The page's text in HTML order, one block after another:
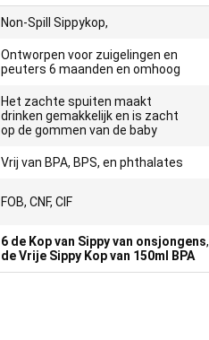
Non-Spill Sippykop,
Ontworpen voor zuigelingen en
peuters 6 maanden en omhoog
Het zachte spuiten maakt
drinken gemakkelijk en is zacht
op de gommen van de baby
Vrij van BPA, BPS, en phthalates
FOB, CNF, CIF
6 de Kop van Sippy van onsjongens,
de Vrije Sippy Kop van 150ml BPA